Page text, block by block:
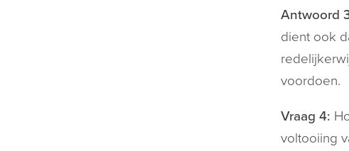
Antwoord
dient ook
voordoen.
Vraag 4:
voltooiing